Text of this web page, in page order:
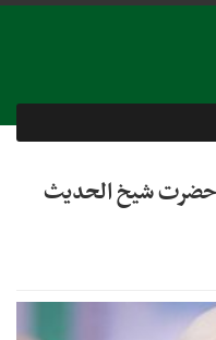
حضرت شیخ الحدیث